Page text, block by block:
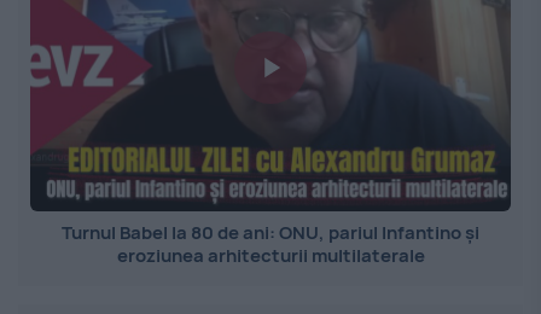
Turnul Babel la 80 de ani: ONU, pariul Infantino și
eroziunea arhitecturii multilaterale